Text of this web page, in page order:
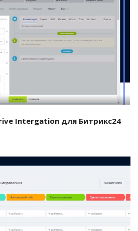
проект
Intergation для Битрикс24
проект